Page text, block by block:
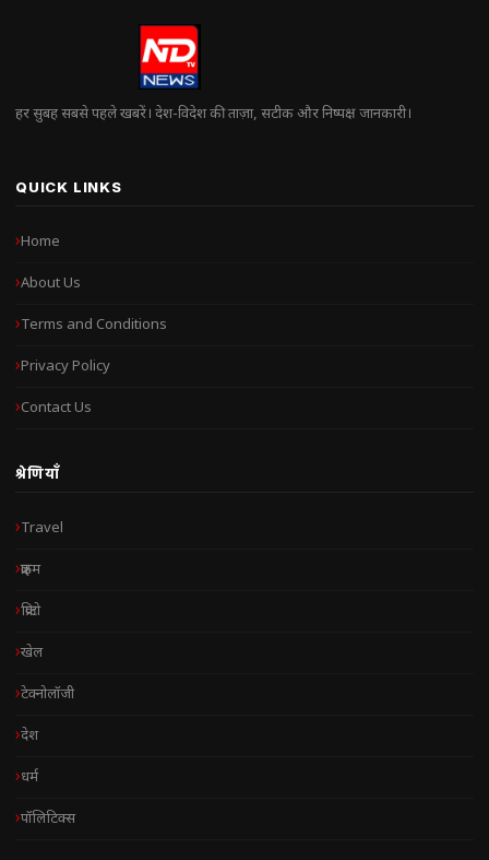
हर सुबह सबसे पहले खबरें। देश-विदेश की ताज़ा, सटीक और निष्पक्ष जानकारी।
QUICK LINKS
Home
About Us
Terms and Conditions
Privacy Policy
Contact Us
श्रेणियाँ
Travel
क्राइम
क्रिप्टो
खेल
टेक्नोलॉजी
देश
धर्म
पॉलिटिक्स